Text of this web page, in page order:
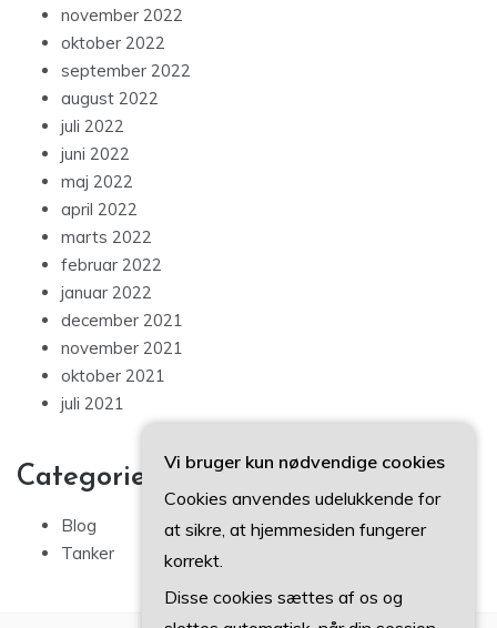
november 2022
oktober 2022
september 2022
august 2022
juli 2022
juni 2022
maj 2022
april 2022
marts 2022
februar 2022
januar 2022
december 2021
november 2021
oktober 2021
juli 2021
Categories
Blog
Tanker
Vi bruger kun nødvendige cookies
Cookies anvendes udelukkende for
at sikre, at hjemmesiden fungerer
korrekt.
Disse cookies sættes af os og